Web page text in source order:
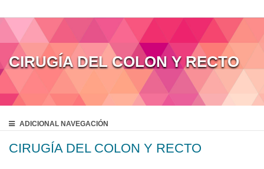
CIRUGÍA DEL COLON Y RECTO
ADICIONAL NAVEGACIÓN
CIRUGÍA DEL COLON Y RECTO